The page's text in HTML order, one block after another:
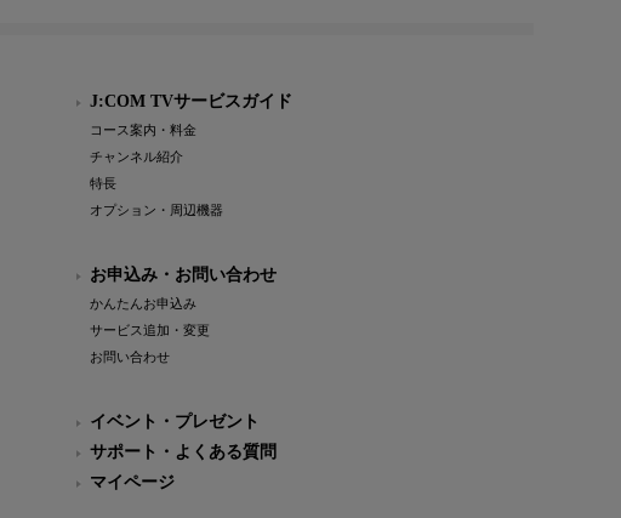
J:COM TVサービスガイド
コース案内・料金
チャンネル紹介
特長
オプション・周辺機器
お申込み・お問い合わせ
かんたんお申込み
サービス追加・変更
お問い合わせ
イベント・プレゼント
サポート・よくある質問
マイページ